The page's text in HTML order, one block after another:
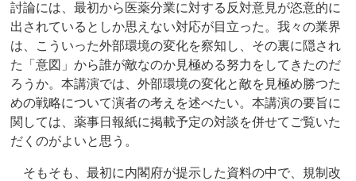
討論には、最初から医薬分業に対する反対意見が恣意的に
出されているとしか思えない対応が目立った。我々の業界
は、こういった外部環境の変化を察知し、その裏に隠され
た「意図」から誰が敵なのか見極める努力をしてきたのだ
ろうか。本講演では、外部環境の変化と敵を見極め勝つた
めの戦略について演者の考えを述べたい。本講演の要旨に
関しては、薬事日報紙に掲載予定の対談を併せてご覧いた
だくのがよいと思う。
そもそも、最初に内閣府が提示した資料の中で、規制改